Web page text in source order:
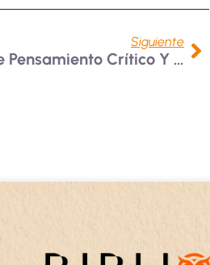
Siguiente
El Ágora USB: 25 Años De Pensamiento Crítico Y Apropiación Social Del Conocimiento